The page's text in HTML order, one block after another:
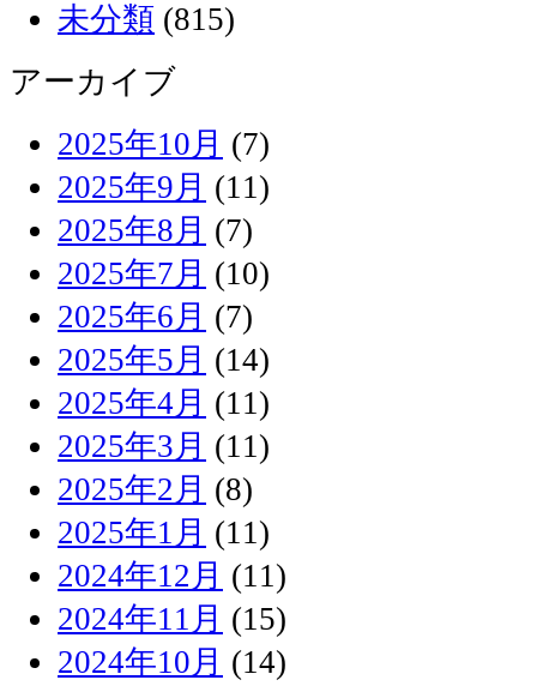
未分類 (815)
アーカイブ
2025年10月 (7)
2025年9月 (11)
2025年8月 (7)
2025年7月 (10)
2025年6月 (7)
2025年5月 (14)
2025年4月 (11)
2025年3月 (11)
2025年2月 (8)
2025年1月 (11)
2024年12月 (11)
2024年11月 (15)
2024年10月 (14)